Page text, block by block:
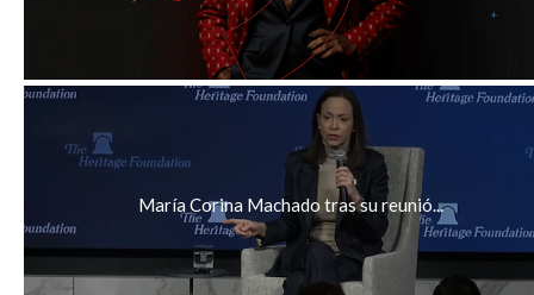
María Corina Machado tras su reunió...